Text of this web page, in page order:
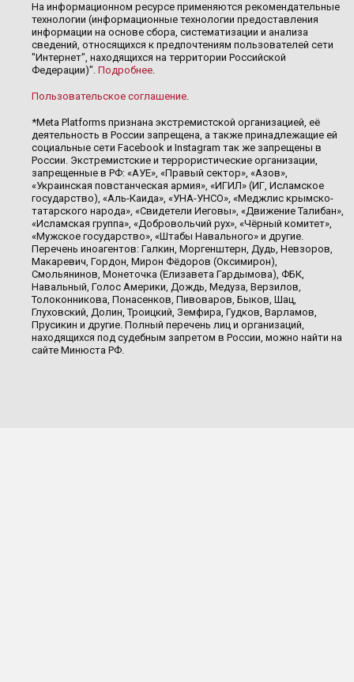
На информационном ресурсе применяются рекомендательные
технологии (информационные технологии предоставления
информации на основе сбора, систематизации и анализа
сведений, относящихся к предпочтениям пользователей сети
"Интернет", находящихся на территории Российской
Федерации)". Подробнее.
Пользовательское соглашение.
*Meta Platforms признана экстремистской организацией, её
деятельность в России запрещена, а также принадлежащие ей
социальные сети Facebook и Instagram так же запрещены в
России. Экстремистские и террористические организации,
запрещенные в РФ: «АУЕ», «Правый сектор», «Азов»,
«Украинская повстанческая армия», «ИГИЛ» (ИГ, Исламское
государство), «Аль-Каида», «УНА-УНСО», «Меджлис крымско-
татарского народа», «Свидетели Иеговы», «Движение Талибан»,
«Исламская группа», «Добровольчий рух», «Чёрный комитет»,
«Мужское государство», «Штабы Навального» и другие.
Перечень иноагентов: Галкин, Моргенштерн, Дудь, Невзоров,
Макаревич, Гордон, Мирон Фёдоров (Оксимирон),
Смольянинов, Монеточка (Елизавета Гардымова), ФБК,
Навальный, Голос Америки, Дождь, Медуза, Верзилов,
Толоконникова, Понасенков, Пивоваров, Быков, Шац,
Глуховский, Долин, Троицкий, Земфира, Гудков, Варламов,
Прусикин и другие. Полный перечень лиц и организаций,
находящихся под судебным запретом в России, можно найти на
сайте Минюста РФ.